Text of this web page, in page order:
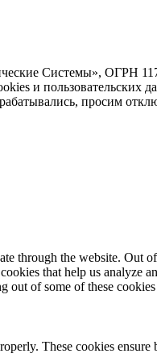
Системы», ОГРН
и
просим
through the website. Out
that help us
out of some of these
These cookies